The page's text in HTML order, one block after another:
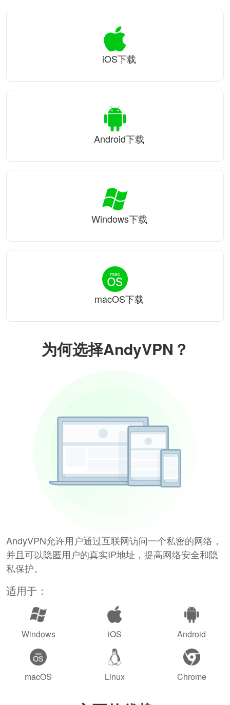
为何选择AndyVPN？
AndyVPN允许用户通过互联网访问一个私密的网络，
并且可以隐匿用户的真实IP地址，提高网络安全和隐
私保护。
适用于：
Windows iOS Android
macOS Linux Chrome
iOS下载
Android下载
Windows下载
macOS下载